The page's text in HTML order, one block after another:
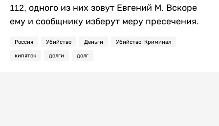
112, одного из них зовут Евгений М. Вскоре
ему и сообщнику изберут меру пресечения.
Россия Убийство Деньги Убийство. Криминал
кипяток долги долг